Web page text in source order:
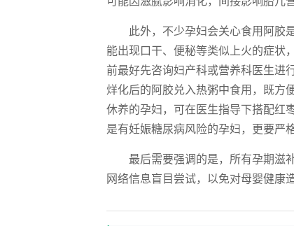
此外，不少孕妇会关心食用阿胶
能出现口干、便秘等类似上火的症状
前最好先咨询妇产科或营养科医生进
烊化后的阿胶兑入热粥中食用，既方
休养的孕妇，可在医生指导下搭配红
是有妊娠糖尿病风险的孕妇，更要严
最后需要强调的是，所有孕期滋
网络信息盲目尝试，以免对母婴健康